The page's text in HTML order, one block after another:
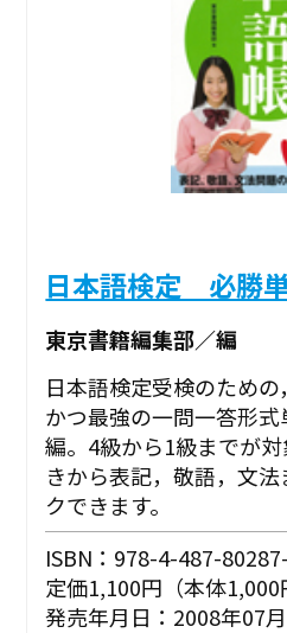
日本語検定 必勝
東京書籍編集部／編
日本語検定受検のため
かつ最強の一問一答形
編。4級から1級までが
きから表記，敬語，文
クできます。
ISBN：978-4-487-
定価1,100円（本体1,000
発売年月日：2008年07